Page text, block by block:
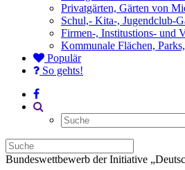
Privatgärten, Gärten von
Schul,- Kita-, Jugendclub-
Firmen-, Institustions- und
Kommunale Flächen,
Populär
So gehts!
Bundeswettbewerb der Initiative